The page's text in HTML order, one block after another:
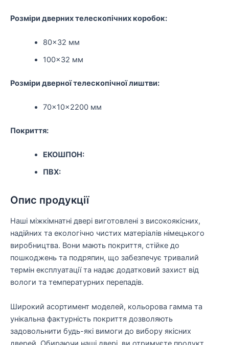
Розміри дверних телескопічних коробок:
80×32 мм
100×32 мм
Розміри дверної телескопічної лиштви:
70×10×2200 мм
Покриття:
EКОШПОН:
ПВХ:
Опис продукції
Наші міжкімнатні двері виготовлені з високоякісних,
надійних та екологічно чистих матеріалів німецького
виробництва. Вони мають покриття, стійке до
пошкоджень та подряпин, що забезпечує тривалий
термін експлуатації та надає додатковий захист від
вологи та температурних перепадів.
Широкий асортимент моделей, кольорова гамма та
унікальна фактурність покриття дозволяють
задовольнити будь-які вимоги до вибору якісних